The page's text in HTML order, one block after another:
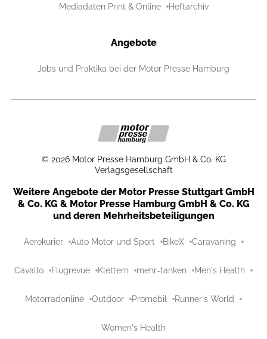
Mediadaten Print & Online Heftarchiv
Angebote
Jobs und Praktika bei der Motor Presse Hamburg
© 2026 Motor Presse Hamburg GmbH & Co. KG
Verlagsgesellschaft
Weitere Angebote der Motor Presse Stuttgart GmbH
& Co. KG & Motor Presse Hamburg GmbH & Co. KG
und deren Mehrheitsbeteiligungen
Aerokurier Auto Motor und Sport BikeX Caravaning
Cavallo Flugrevue Klettern mehr-tanken Men's Health
Motorradonline Outdoor Promobil Runner's World
Women's Health